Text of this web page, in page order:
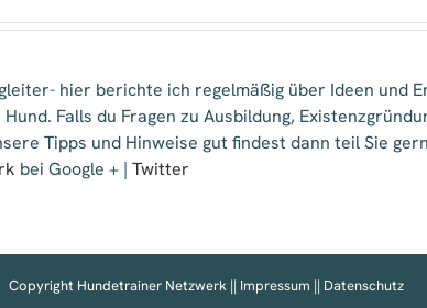
hier berichte ich regelmäßig über Ideen und
Falls du Fragen zu Ausbildung,
Tipps und Hinweise gut findest dann teil Sie
bei Google + | Twitter
Copyright Hundetrainer Netzwerk || Impressum || Datenschutz